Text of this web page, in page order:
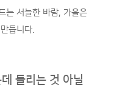
는 서늘한 바람, 가을은
듭니다.
들리는 것 아닐